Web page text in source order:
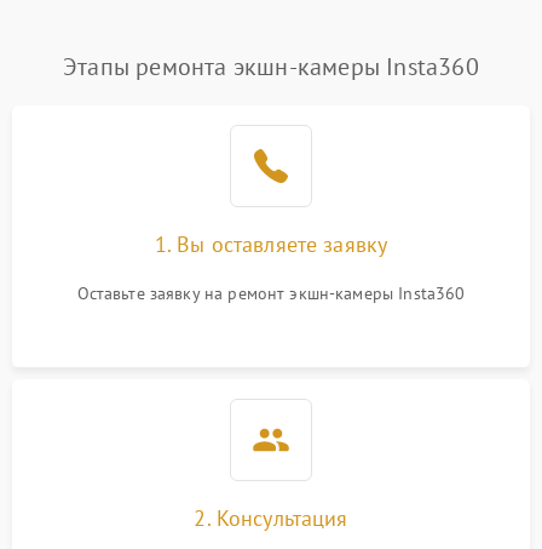
Этапы ремонта экшн-камеры Insta360
1. Вы оставляете заявку
Оставьте заявку на ремонт экшн-камеры Insta360
2. Консультация